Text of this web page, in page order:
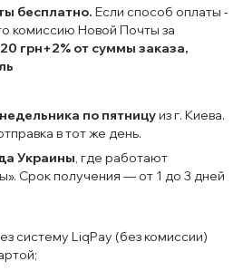
бесплатно. Если способ оплаты -
комиссию Новой Почты за
20 грн+2% от суммы заказа,
по пятницуиз г. Киева.
в тот же день.
Украины, где работают
Срок получения — от 1 до 3 дней
систему LiqPay (без комиссии)